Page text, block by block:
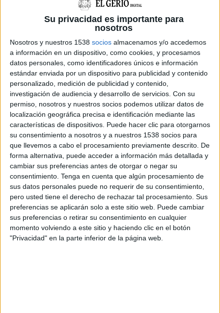
Su privacidad es importante para
nosotros
Nosotros y nuestros 1538 socios almacenamos y/o accedemos
a información en un dispositivo, como cookies, y procesamos
datos personales, como identificadores únicos e información
estándar enviada por un dispositivo para publicidad y contenido
personalizado, medición de publicidad y contenido,
investigación de audiencia y desarrollo de servicios. Con su
permiso, nosotros y nuestros socios podemos utilizar datos de
localización geográfica precisa e identificación mediante las
características de dispositivos. Puede hacer clic para otorgarnos
su consentimiento a nosotros y a nuestros 1538 socios para
que llevemos a cabo el procesamiento previamente descrito. De
forma alternativa, puede acceder a información más detallada y
cambiar sus preferencias antes de otorgar o negar su
consentimiento. Tenga en cuenta que algún procesamiento de
sus datos personales puede no requerir de su consentimiento,
pero usted tiene el derecho de rechazar tal procesamiento. Sus
preferencias se aplicarán solo a este sitio web. Puede cambiar
sus preferencias o retirar su consentimiento en cualquier
momento volviendo a este sitio y haciendo clic en el botón
"Privacidad" en la parte inferior de la página web.
El Girona FC torna a Montilivi amb
l'objectiu de retrobar-se amb la
victòria
Els de Rubi es veuran les cares amb el Vila-real a partir de les
20:00h (Esport 3)
15-12-2012 00:00 h